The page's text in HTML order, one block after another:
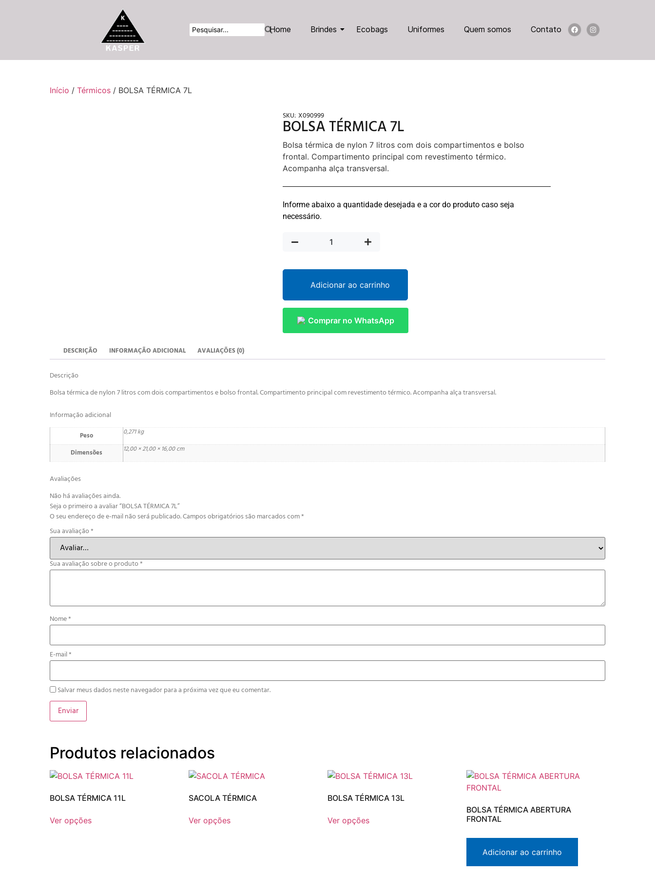
Home Brindes Ecobags Uniformes Quem somos Contato
Início / Térmicos / BOLSA TÉRMICA 7L
SKU: X090999
BOLSA TÉRMICA 7L
Bolsa térmica de nylon 7 litros com dois compartimentos e bolso
frontal. Compartimento principal com revestimento térmico.
Acompanha alça transversal.
Informe abaixo a quantidade desejada e a cor do produto caso seja
necessário.
Adicionar ao carrinho
Comprar no WhatsApp
DESCRIÇÃO INFORMAÇÃO ADICIONAL AVALIAÇÕES (0)
Descrição
Bolsa térmica de nylon 7 litros com dois compartimentos e bolso frontal. Compartimento principal com revestimento térmico. Acompanha alça transversal.
Informação adicional
Peso 0,271 kg
Dimensões 12,00 × 21,00 × 16,00 cm
Avaliações
Não há avaliações ainda.
Seja o primeiro a avaliar “BOLSA TÉRMICA 7L”
O seu endereço de e-mail não será publicado.Campos obrigatórios são marcados com*
Sua avaliação*
Sua avaliação sobre o produto*
Nome*
E-mail*
Salvar meus dados neste navegador para a próxima vez que eu comentar.
Produtos relacionados
BOLSA TÉRMICA 11L
Ver opções
SACOLA TÉRMICA
Ver opções
BOLSA TÉRMICA 13L
Ver opções
BOLSA TÉRMICA ABERTURA
FRONTAL
Adicionar ao carrinho